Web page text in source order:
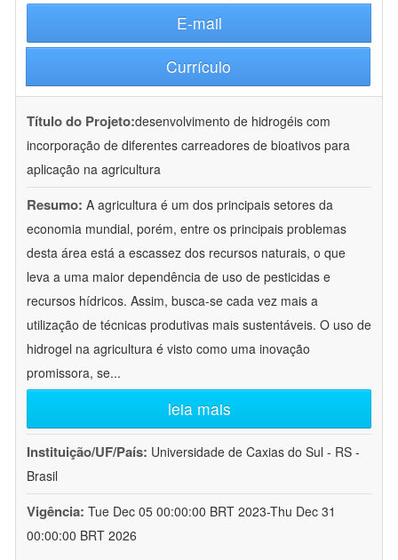
E-mail
Currículo
Título do Projeto:desenvolvimento de hidrogéis com
incorporação de diferentes carreadores de bioativos para
aplicação na agricultura
Resumo: A agricultura é um dos principais setores da
economia mundial, porém, entre os principais problemas
desta área está a escassez dos recursos naturais, o que
leva a uma maior dependência de uso de pesticidas e
recursos hídricos. Assim, busca-se cada vez mais a
utilização de técnicas produtivas mais sustentáveis. O uso de
hidrogel na agricultura é visto como uma inovação
promissora, se...
leia mais
Instituição/UF/País: Universidade de Caxias do Sul - RS -
Brasil
Vigência: Tue Dec 05 00:00:00 BRT 2023-Thu Dec 31
00:00:00 BRT 2026